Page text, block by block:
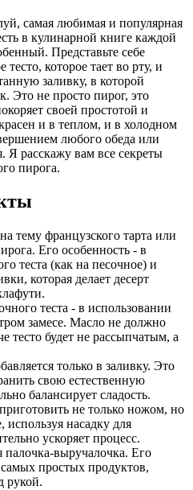
самая любимая и популярная
в кулинарной книге каждой
Представьте себе
которое тает во рту, и
заливку, в которой
Это не просто пирог, это
своей простотой и
и в теплом, и в холодном
любого обеда или
Я расскажу вам все секреты
пирога.
тему французского тарта или
Его особенность - в
теста (как на песочное) и
которая делает десерт
теста - в использовании
замесе. Масло не должно
тесто будет не рассыпчатым, а
только в заливку. Это
свою естественную
балансирует сладость.
не только ножом, но
насадку для
ускоряет процесс.
палочка-выручалочка. Его
простых продуктов,
рукой.